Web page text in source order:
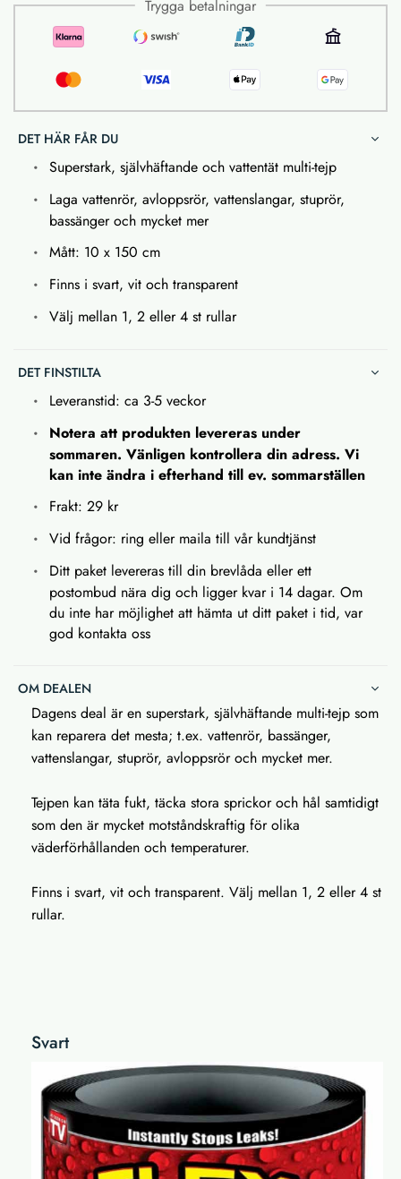
Trygga betalningar
DET HÄR FÅR DU
Superstark, självhäftande och vattentät multi-tejp
Laga vattenrör, avloppsrör, vattenslangar, stuprör,
bassänger och mycket mer
Mått: 10 x 150 cm
Finns i svart, vit och transparent
Välj mellan 1, 2 eller 4 st rullar
DET FINSTILTA
Leveranstid: ca 3-5 veckor
Notera att produkten levereras under
sommaren. Vänligen kontrollera din adress. Vi
kan inte ändra i efterhand till ev. sommarställen
Frakt: 29 kr
Vid frågor: ring eller maila till vår kundtjänst
Ditt paket levereras till din brevlåda eller ett
postombud nära dig och ligger kvar i 14 dagar. Om
du inte har möjlighet att hämta ut ditt paket i tid, var
god kontakta oss
OM DEALEN
Dagens deal är en superstark, självhäftande multi-tejp som
kan reparera det mesta; t.ex. vattenrör, bassänger,
vattenslangar, stuprör, avloppsrör och mycket mer.
Tejpen kan täta fukt, täcka stora sprickor och hål samtidigt
som den är mycket motståndskraftig för olika
väderförhållanden och temperaturer.
Finns i svart, vit och transparent. Välj mellan 1, 2 eller 4 st
rullar.
Svart